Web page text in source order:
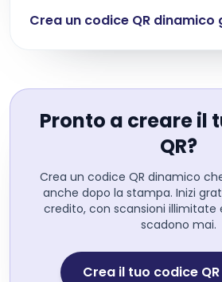
Crea un codice QR
Pronto a creare il
QR?
Crea un codice QR dinamico
anche dopo la stampa. Inizi
credito, con scansioni illimitate
scadono mai.
Crea il tuo codice